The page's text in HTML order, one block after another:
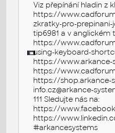
Viz přepínání hladin z
https://
zkratky-pro-
tip6981 a v anglickém
https://
using-keyboard-
https://www.arkance-
https://
https://shop.arkance-
info.cz@arkance-
111 Sledujte nás na:
https://
https://
#arkancesystems